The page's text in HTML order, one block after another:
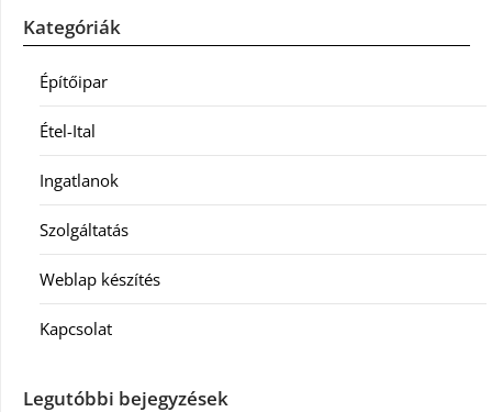
Kategóriák
Építőipar
Étel-Ital
Ingatlanok
Szolgáltatás
Weblap készítés
Kapcsolat
Legutóbbi bejegyzések